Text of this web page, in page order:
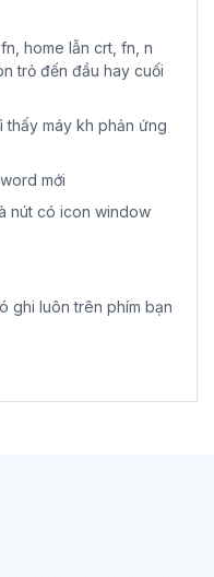
home lẫn crt, fn, n
trỏ đến đầu hay cuối
thấy máy kh phản ứng
mới
nút có icon window
ghi luôn trên phím bạn